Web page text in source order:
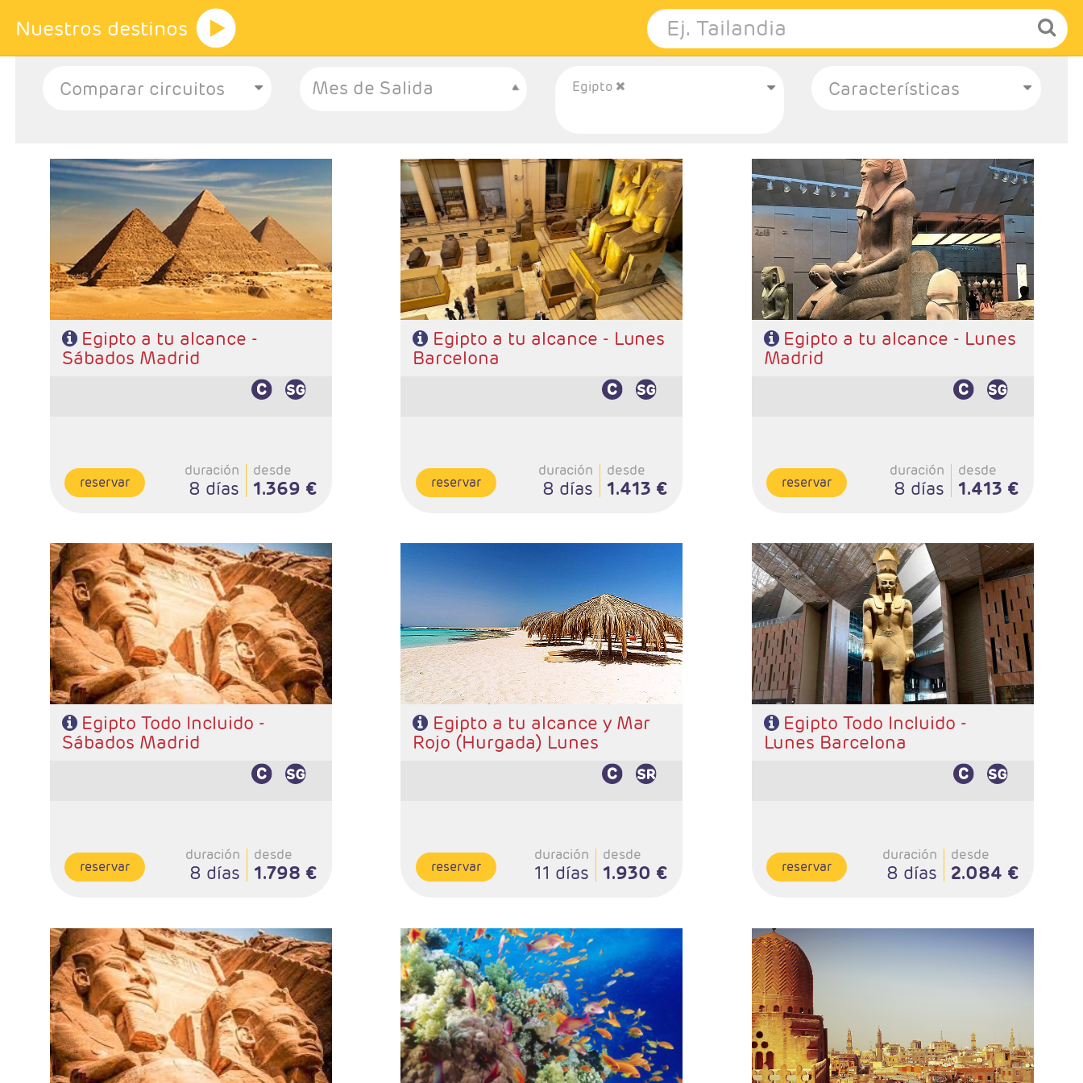
Nuestros destinos
Mes de Salida Egipto
- Salidas: Sabados desde Madrid
- Ruta: 4 noches crucero y 3 Cairo
- Categoría hotelera:STANDAR - PRIMERA - SUPERIOR
- Régimen: PC en crucero y AD en Cairo
-Pago directo en destino: Visado y propinas 65 €
Egipto a tu alcance -
Sábados Madrid
reservar
duración
8 días
desde
1.369 €
- Salidas: Lunes desde Barcelona
- Ruta: 4 noches crucero y 3 Cairo
- Categoría hotelera: STANDARD - PRIMERA Y
SUPERIOR
- Régimen: PC en crucero y AD en Cairo
Egipto a tu alcance - Lunes
Barcelona
reservar
duración
8 días
desde
1.413 €
- Salidas: Lunes desde Madrid
- Ruta: 4 noches crucero y 3 Cairo
- Categoría hotelera: STANDARD - PRIMERA Y
SUPERIOR
- Régimen: PC en crucero y AD en Cairo
Egipto a tu alcance - Lunes
Madrid
reservar
duración
8 días
desde
1.413 €
- Salidas: Sabados desde Madrid
- Ruta: 4 noches crucero y 3 Cairo
- Categoría hotelera: STANDAR - PRIMERA - SUPERIOR
Y PREMIUM
- Régimen: PC en crucero y PC en Cairo
- Incluidas todas las visitas
Egipto Todo Incluido -
Sábados Madrid
reservar
duración
8 días
desde
1.798 €
Régimen: AD en Cairo, PC en crucero
Pago directo en destino: Visado y propinas 65 €
Egipto a tu alcance y Mar
Rojo (Hurgada) Lunes
reservar
duración
11 días
desde
1.930 €
- Salidas: Lunes desde Barcelona
- Ruta: 4 noches crucero y 3 Cairo
- Categoría hotelera: STANDAR - PRIMERA - SUPERIOR
Y PREMIUM
- Régimen: PC en crucero y PC en Cairo
- Incluidas todas las visitas
Egipto Todo Incluido -
Lunes Barcelona
reservar
duración
8 días
desde
2.084 €
- Salidas: Lunes desde Madrid
- Ruta: 4 noches crucero y 3 Cairo
- Categoría hotelera: STANDAR - PRIMERA - SUPERIOR
Y PREMIUM
- Régimen: PC en crucero y PC en Cairo
- Incluidas todas las visitas
Salidas: Lunes
Ruta: 4 noches Cairo y 3 noches Crucero + extensión
Sharm el Sheikh
Vuelo Régular
Hoteles:. 4*, y 5 Lujo
Régimen: AD en Cairo, PC en crucero
Pago directo en destino: Visado y propinas 65 €
Salidas:Martes
Ruta: 4 noches Cairo, 3 noches crucero y 4 noches
(ampliables) en Maldivas
Hoteles y régimen Egipto: 5 y 5 Lujo / AD en Cairo y PC
en crucero
En Maldivas: A elección
Visado incluido en el precio
Pago directo en destinos: 35 Euros propinas